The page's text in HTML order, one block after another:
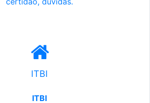
ITBI
ITBI